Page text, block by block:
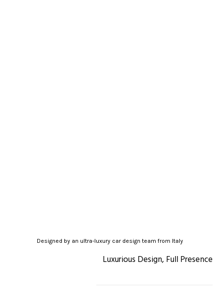
Designed by an ultra-luxury car design team from Italy
Luxurious Design, Full Presence